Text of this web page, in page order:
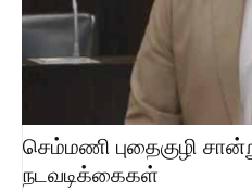
செம்மணி புதைகுழி
நடவடிக்கைகள்